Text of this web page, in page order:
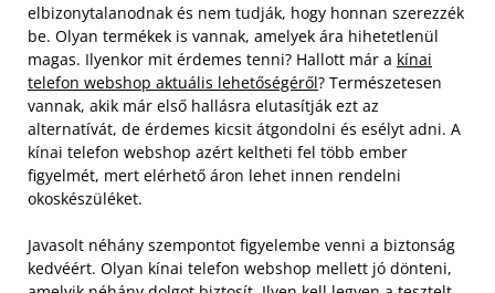
elbizonytalanodnak és nem tudják, hogy honnan szerezzék
be. Olyan termékek is vannak, amelyek ára hihetetlenül
magas. Ilyenkor mit érdemes tenni? Hallott már a kínai
telefon webshop aktuális lehetőségéről? Természetesen
vannak, akik már első hallásra elutasítják ezt az
alternatívát, de érdemes kicsit átgondolni és esélyt adni. A
kínai telefon webshop azért keltheti fel több ember
figyelmét, mert elérhető áron lehet innen rendelni
okoskészüléket.
Javasolt néhány szempontot figyelembe venni a biztonság
kedvéért. Olyan kínai telefon webshop mellett jó dönteni,